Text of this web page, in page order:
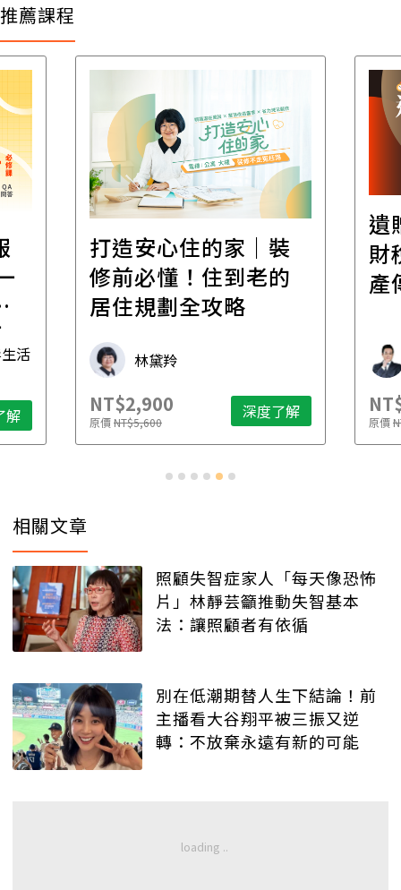
推薦課程
活
解
打造安心住的家｜裝
修前必懂！住到老的
居住規劃全攻略
林黛羚
NT$2,900
原價NT$5,600 深度了解
遺
財
產
原價
相關文章
照顧失智症家人「每天像恐怖
片」林靜芸籲推動失智基本
法：讓照顧者有依循
別在低潮期替人生下結論！前
主播看大谷翔平被三振又逆
轉：不放棄永遠有新的可能